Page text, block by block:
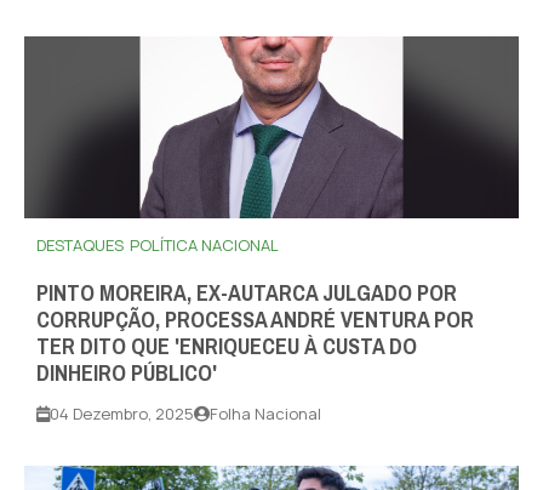
DESTAQUES POLÍTICA NACIONAL
PINTO MOREIRA, EX-AUTARCA JULGADO POR
CORRUPÇÃO, PROCESSA ANDRÉ VENTURA POR
TER DITO QUE 'ENRIQUECEU À CUSTA DO
DINHEIRO PÚBLICO'
04 Dezembro, 2025 Folha Nacional